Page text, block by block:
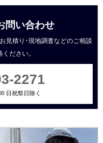
問い合わせ
見積り･現地調査などのご相談
ださい。
2271
日祝祭日除く